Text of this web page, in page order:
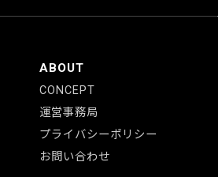
ABOUT
CONCEPT
運営事務局
プライバシーポリシー
お問い合わせ